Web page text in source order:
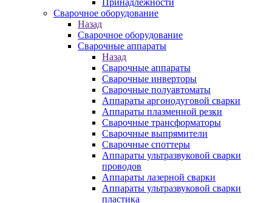
Принадлежности
Сварочное оборудование
Назад
Сварочное оборудование
Сварочные аппараты
Назад
Сварочные аппараты
Сварочные инверторы
Сварочные полуавтоматы
Аппараты аргонодуговой сварки
Аппараты плазменной резки
Сварочные трансформаторы
Сварочные выпрямители
Сварочные споттеры
Аппараты ультразвуковой сварки
проводов
Аппараты лазерной сварки
Аппараты ультразвуковой сварки
пластика